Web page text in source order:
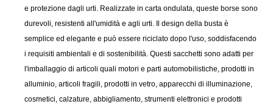
e protezione dagli urti. Realizzate in carta ondulata, queste borse sono
durevoli, resistenti all'umidità e agli urti. Il design della busta è
semplice ed elegante e può essere riciclato dopo l'uso, soddisfacendo
i requisiti ambientali e di sostenibilità. Questi sacchetti sono adatti per
l'imballaggio di articoli quali motori e parti automobilistiche, prodotti in
alluminio, articoli fragili, prodotti in vetro, apparecchi di illuminazione,
cosmetici, calzature, abbigliamento, strumenti elettronici e prodotti